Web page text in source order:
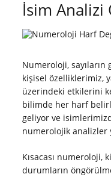
İsim Analizi
Numeroloji, sayıların
kişisel özelliklerimiz,
üzerindeki etkilerini
bilimde her harf
geliyor ve
numerolojik analizler
Kısacası numeroloji,
durumların